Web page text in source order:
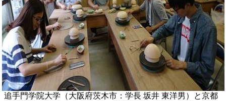
追手門学院大学（大阪府茨木市：学長 坂井 東洋男）と京都